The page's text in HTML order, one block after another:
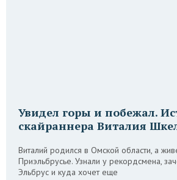
Увидел горы и побежал.
скайраннера Виталия
Виталий родился в Омской области, а
Приэльбрусье. Узнали у рекордсмена,
Эльбрус и куда хочет еще